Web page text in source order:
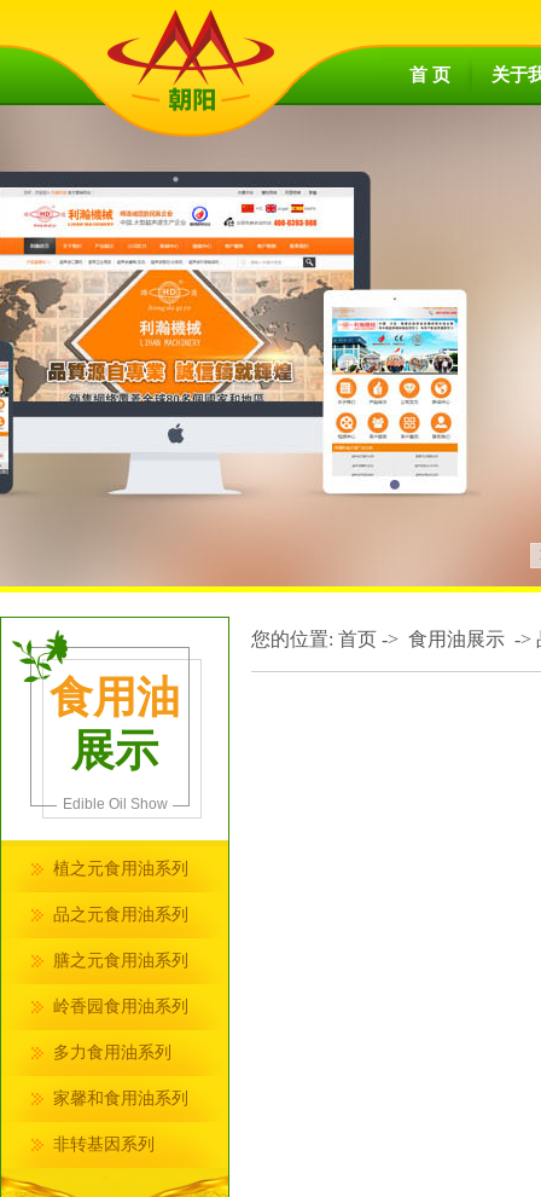
首 页 关于
食用油
展示
Edible Oil Show
植之元食用油系列
品之元食用油系列
膳之元食用油系列
岭香园食用油系列
多力食用油系列
家馨和食用油系列
非转基因系列
您的位置: 首页 -> 食用油展示 ->